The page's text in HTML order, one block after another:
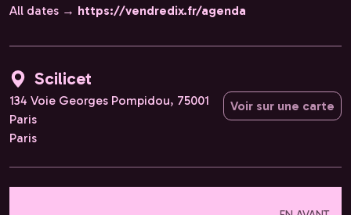
All dates → https://vendredix.fr/agenda
Scilicet
134 Voie Georges Pompidou, 75001
Paris
Paris
Voir sur une carte